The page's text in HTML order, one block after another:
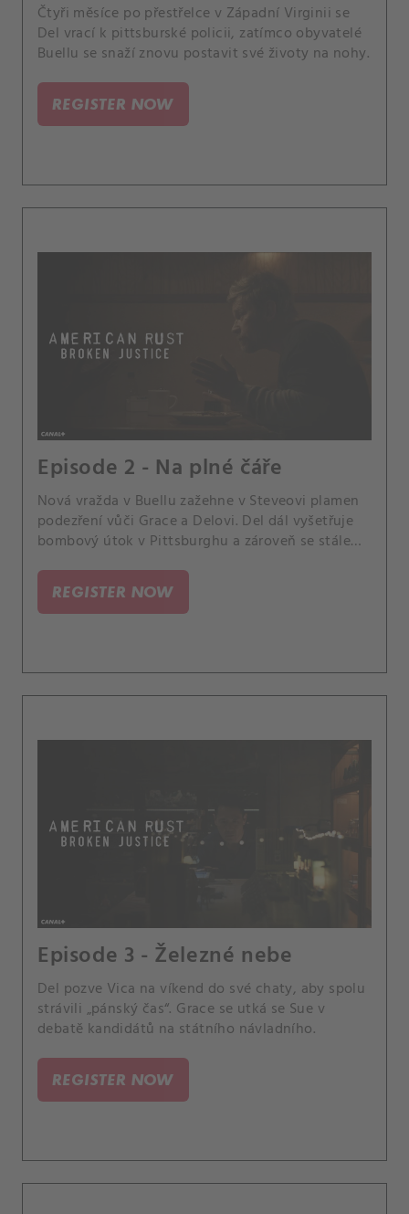
Čtyři měsíce po přestřelce v Západní Virginii se
Del vrací k pittsburské policii, zatímco obyvatelé
Buellu se snaží znovu postavit své životy na nohy.
REGISTER NOW
Episode 2 - Na plné čáře
Nová vražda v Buellu zažehne v Steveovi plamen
podezření vůči Grace a Delovi. Del dál vyšetřuje
bombový útok v Pittsburghu a zároveň se stále
REGISTER NOW
Episode 3 - Železné nebe
Del pozve Vica na víkend do své chaty, aby spolu
strávili „pánský čas“. Grace se utká se Sue v
debatě kandidátů na státního návladního.
REGISTER NOW